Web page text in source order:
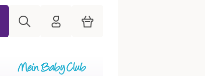
HiPP Mein Babyclub
Warenkorb